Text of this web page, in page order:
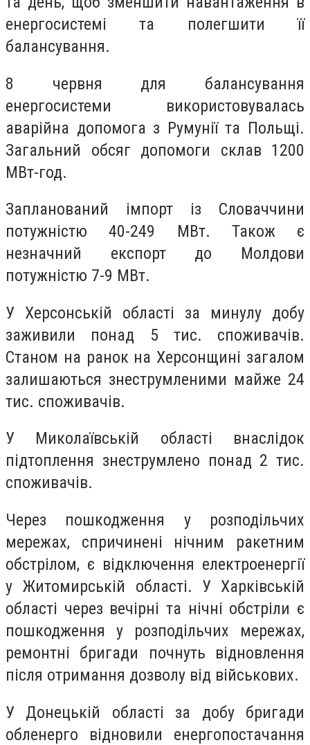
енергосистемі та полегшити її
балансування.
8 червня для балансування
енергосистеми використовувалась
аварійна допомога з Румунії та Польщі.
Загальний обсяг допомоги склав 1200
МВт-год.
Запланований імпорт із Словаччини
потужністю 40-249 МВт. Також є
незначний експорт до Молдови
потужністю 7-9 МВт.
У Херсонській області за минулу добу
заживили понад 5 тис. споживачів.
Станом на ранок на Херсонщині загалом
залишаються знеструмленими майже 24
тис. споживачів.
У Миколаївській області внаслідок
підтоплення знеструмлено понад 2 тис.
споживачів.
Через пошкодження у розподільчих
мережах, спричинені нічним ракетним
обстрілом, є відключення електроенергії
у Житомирській області. У Харківській
області через вечірні та нічні обстріли є
пошкодження у розподільчих мережах,
ремонтні бригади почнуть відновлення
після отримання дозволу від військових.
У Донецькій області за добу бригади
обленерго відновили енергопостачання